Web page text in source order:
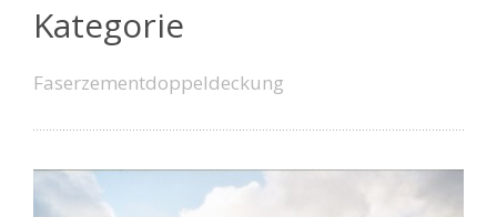
Kategorie
Faserzementdoppeldeckung